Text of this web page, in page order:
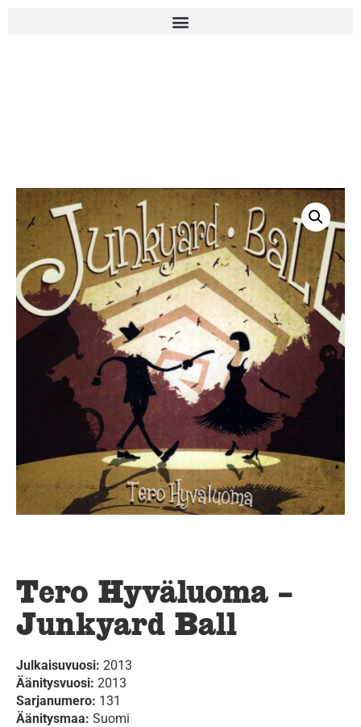
Tero Hyväluoma –
Junkyard Ball
Julkaisuvuosi: 2013
Äänitysvuosi: 2013
Sarjanumero: 131
Äänitysmaa: Suomi